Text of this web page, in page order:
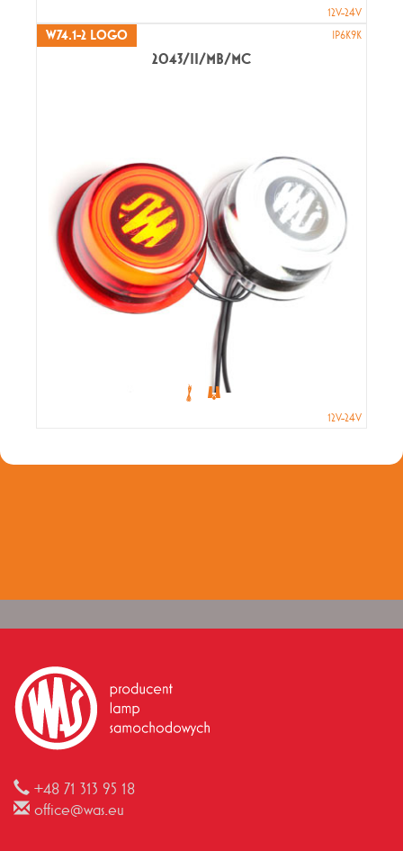
12V-24V
W74.1-2 LOGO IP6K9K
2043/II/MB/MC
12V-24V
+48 71 313 95 18
office@was.eu